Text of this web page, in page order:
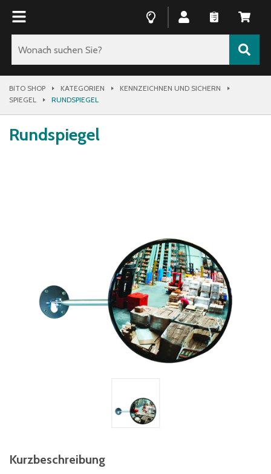
BITO SHOP KATEGORIEN
KENNZEICHNEN UND SICHERN
SPIEGEL
RUNDSPIEGEL
Rundspiegel
Kurzbeschreibung